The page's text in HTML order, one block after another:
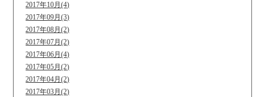
2017年10月(4)
2017年09月(3)
2017年08月(2)
2017年07月(2)
2017年06月(4)
2017年05月(2)
2017年04月(2)
2017年03月(2)